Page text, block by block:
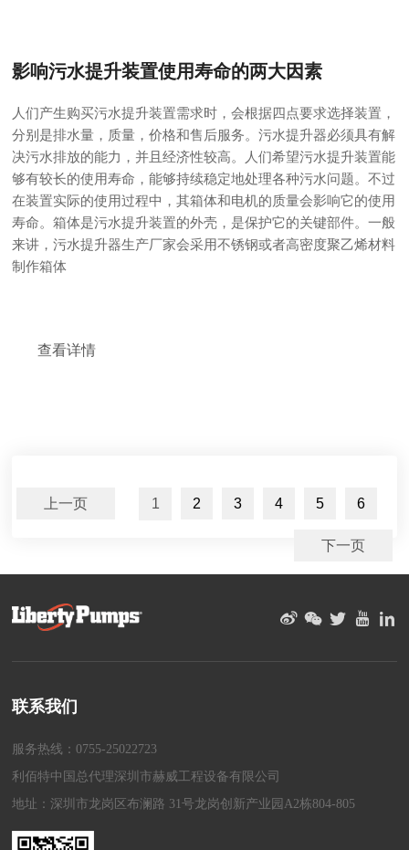
影响污水提升装置使用寿命的两大因素
人们产生购买污水提升装置需求时，会根据四点要求选择装置，
分别是排水量，质量，价格和售后服务。污水提升器必须具有解
决污水排放的能力，并且经济性较高。人们希望污水提升装置能
够有较长的使用寿命，能够持续稳定地处理各种污水问题。不过
在装置实际的使用过程中，其箱体和电机的质量会影响它的使用
寿命。箱体是污水提升装置的外壳，是保护它的关键部件。一般
来讲，污水提升器生产厂家会采用不锈钢或者高密度聚乙烯材料
制作箱体
查看详情
上一页 1 2 3 4 5 6
下一页
联系我们
服务热线：0755-25022723
利佰特中国总代理深圳市赫威工程设备有限公司
地址：深圳市龙岗区布澜路 31号龙岗创新产业园A2栋804-805